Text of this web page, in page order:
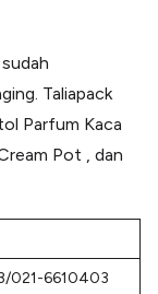
Taliapack
Parfum Kaca
Pot , dan
021-6610403